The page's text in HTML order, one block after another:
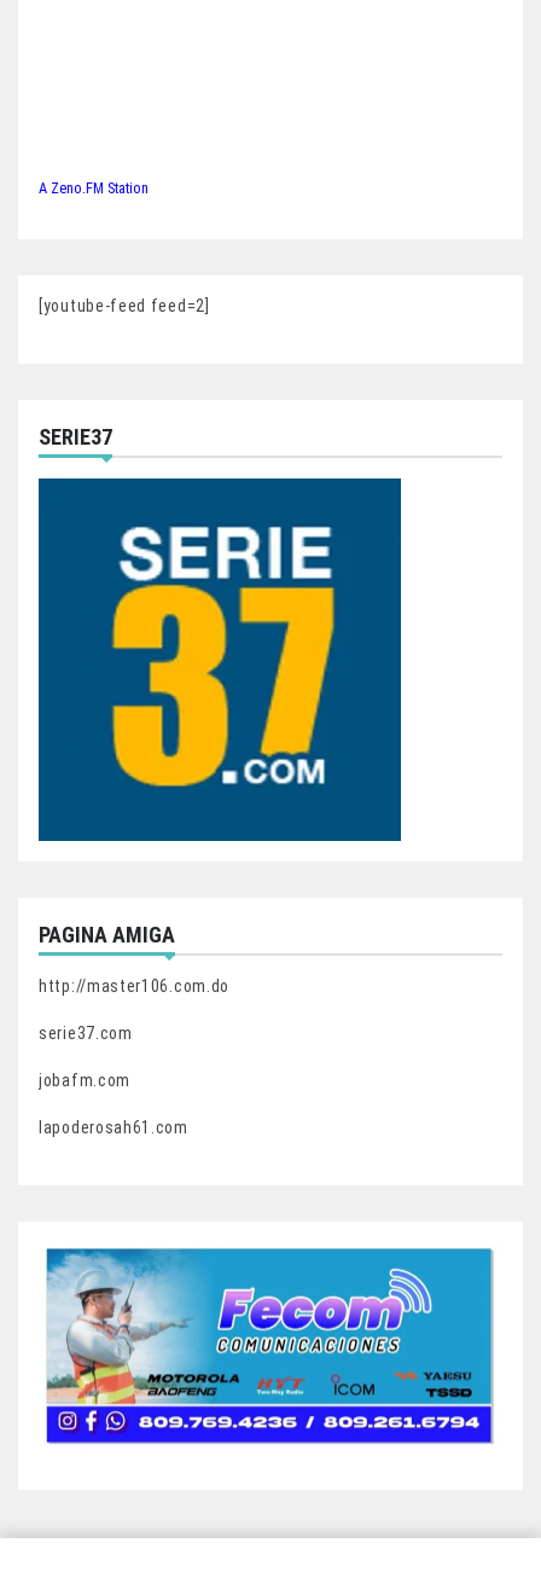
A Zeno.FM Station
[youtube-feed feed=2]
SERIE37
PAGINA AMIGA
http://master106.com.do
serie37.com
jobafm.com
lapoderosah61.com